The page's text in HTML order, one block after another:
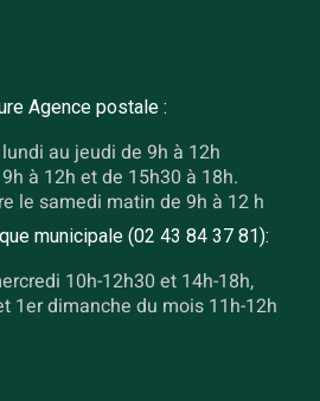
Agence postale :
au jeudi de 9h à 12h
à 12h et de 15h30 à 18h.
le samedi matin de 9h à 12 h
municipale (02 43 84 37 81):
10h-12h30 et 14h-18h,
1er dimanche du mois 11h-12h